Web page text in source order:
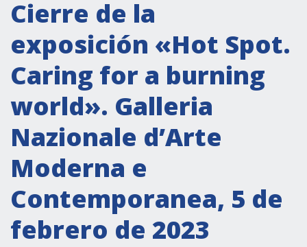
Secretaría Cultural
Secretaría Socioeconómica
Secretaría Técnico-científica
Forum Pymes
Conferencia Italia- América Latina y el Caribe
Red para la promoción de la igualdad de
género
Partnership
Cierre de la
exposición «Hot Spot.
Caring for a burning
world». Galleria
Nazionale d’Arte
Moderna e
Contemporanea, 5 de
febrero de 2023